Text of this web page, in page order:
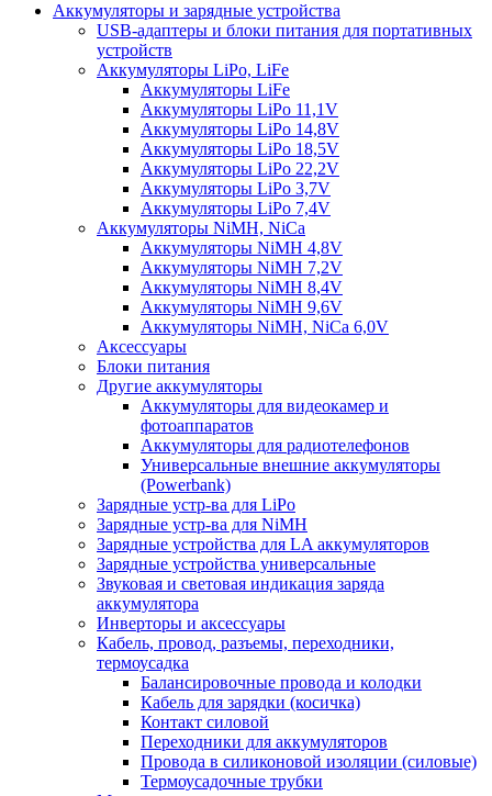
Аккумуляторы и зарядные устройства
USB-адаптеры и блоки питания для портативных
устройств
Аккумуляторы LiPo, LiFe
Аккумуляторы LiFe
Аккумуляторы LiPo 11,1V
Аккумуляторы LiPo 14,8V
Аккумуляторы LiPo 18,5V
Аккумуляторы LiPo 22,2V
Аккумуляторы LiPo 3,7V
Аккумуляторы LiPo 7,4V
Аккумуляторы NiMH, NiCa
Аккумуляторы NiMH 4,8V
Аккумуляторы NiMH 7,2V
Аккумуляторы NiMH 8,4V
Аккумуляторы NiMH 9,6V
Аккумуляторы NiMH, NiCa 6,0V
Аксессуары
Блоки питания
Другие аккумуляторы
Аккумуляторы для видеокамер и
фотоаппаратов
Аккумуляторы для радиотелефонов
Универсальные внешние аккумуляторы
(Powerbank)
Зарядные устр-ва для LiPo
Зарядные устр-ва для NiMH
Зарядные устройства для LA аккумуляторов
Зарядные устройства универсальные
Звуковая и световая индикация заряда
аккумулятора
Инверторы и аксессуары
Кабель, провод, разъемы, переходники,
термоусадка
Балансировочные провода и колодки
Кабель для зарядки (косичка)
Контакт силовой
Переходники для аккумуляторов
Провода в силиконовой изоляции (силовые)
Термоусадочные трубки